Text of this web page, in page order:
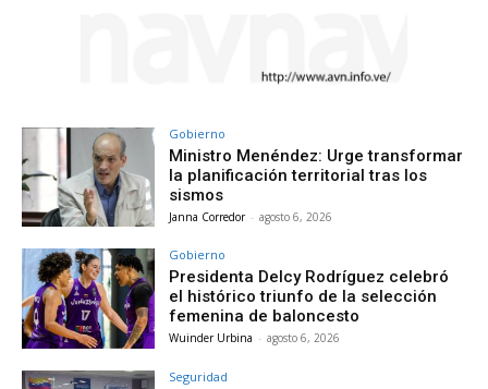
Gobierno
Ministro Menéndez: Urge transformar
la planificación territorial tras los
sismos
Janna Corredor - agosto 6, 2026
Gobierno
Presidenta Delcy Rodríguez celebró
el histórico triunfo de la selección
femenina de baloncesto
Wuinder Urbina - agosto 6, 2026
Seguridad